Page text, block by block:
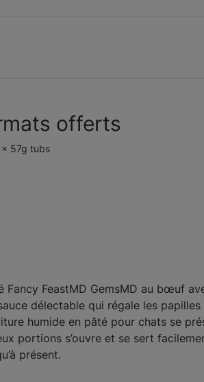
offerts
x 57g tubs
FeastMD GemsMD au bœuf
délectable qui régale les
humide en pâté pour chats se
portions s’ouvre et se sert
présent.